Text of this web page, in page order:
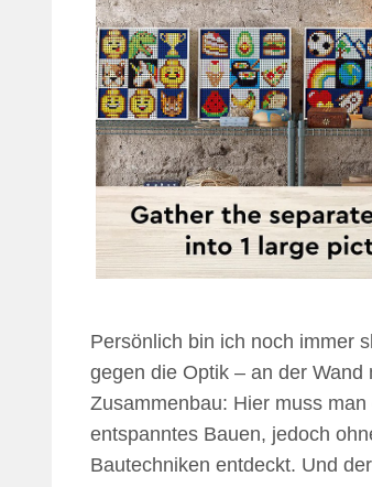
Persönlich bin ich noch immer
gegen die Optik – an der
Zusammenbau: Hier muss
entspanntes Bauen, jedoch
Bautechniken entdeckt. Und